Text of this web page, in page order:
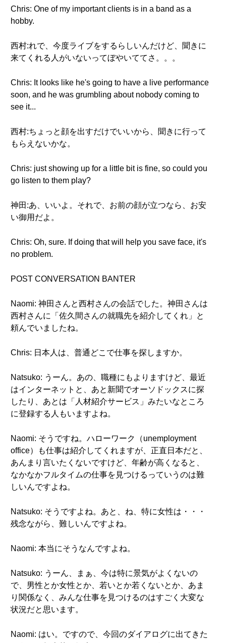
Chris: One of my important clients is in a band as a
hobby.
西村:れで、今度ライブをするらしいんだけど、聞きに
来てくれる人がいないってぼやいててさ。。。
Chris: It looks like he's going to have a live performance
soon, and he was grumbling about nobody coming to
see it...
西村:ちょっと顔を出すだけでいいから、聞きに行って
もらえないかな。
Chris: just showing up for a little bit is fine, so could you
go listen to them play?
神田:あ、いいよ。それで、お前の顔が立つなら、お安
い御用だよ。
Chris: Oh, sure. If doing that will help you save face, it's
no problem.
POST CONVERSATION BANTER
Naomi: 神田さんと西村さんの会話でした。神田さんは
西村さんに「佐久間さんの就職先を紹介してくれ」と
頼んでいましたね。
Chris: 日本人は、普通どこで仕事を探しますか。
Natsuko: うーん。あの、職種にもよりますけど、最近
はインターネットと、あと新聞でオーソドックスに探
したり、あとは「人材紹介サービス」みたいなところ
に登録する人もいますよね。
Naomi: そうですね。ハローワーク（unemployment
office）も仕事は紹介してくれますが、正直日本だと、
あんまり言いたくないですけど、年齢が高くなると、
なかなかフルタイムの仕事を見つけるっていうのは難
しいんですよね。
Natsuko: そうですよね。あと、ね、特に女性は・・・
残念ながら、難しいんですよね。
Naomi: 本当にそうなんですよね。
Natsuko: うーん、まぁ、今は特に景気がよくないの
で、男性とか女性とか、若いとか若くないとか、あま
り関係なく、みんな仕事を見つけるのはすごく大変な
状況だと思います。
Naomi: はい。ですので、今回のダイアログに出てきた